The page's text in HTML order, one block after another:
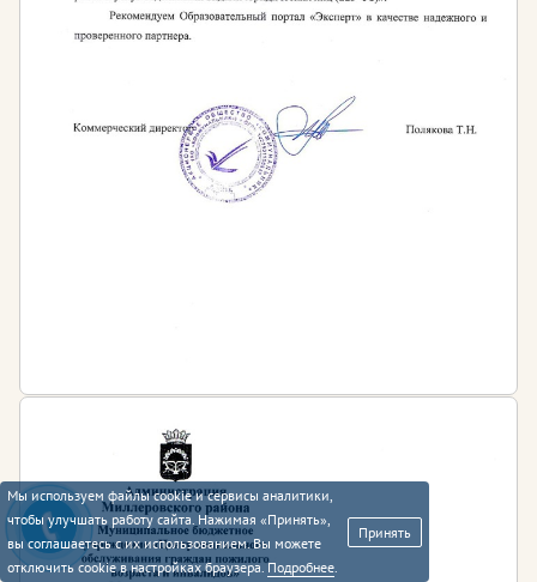
Мы используем файлы cookie и сервисы аналитики,
чтобы улучшать работу сайта. Нажимая «Принять»,
вы соглашаетесь с их использованием. Вы можете
отключить cookie в настройках браузера.Подробнее.
Принять